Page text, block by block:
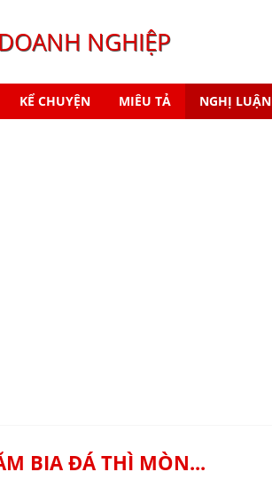
NGHIỆP
KỂ CHUYỆN MIÊU TẢ NGHỊ LUẬN
BIA ĐÁ THÌ MÒN...